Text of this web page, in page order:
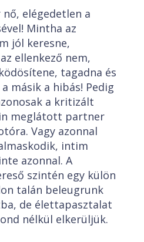
elégedetlen a
Mintha az
jól keresne,
ellenkező nem,
tagadna és
másik a hibás! Pedig
a kritizált
meglátott partner
Vagy azonnal
intim
azonnal. A
szintén egy külön
talán beleugrunk
de élettapasztalat
nélkül elkerüljük.